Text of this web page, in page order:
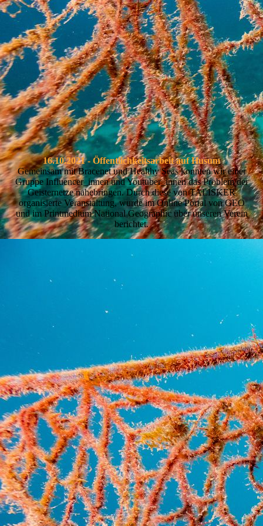
.
16.10.2021 - Öffentlichkeitsarbeit auf Husum
Gemeinsam mit Bracenet und Healthy Seas konnten wir einer
Gruppe Influencer_innen und Youtuber_innen das Problem der
Geisternetze nahebringen. Durch diese von TALISKER
organisierte Veranstaltung, wurde im Online Portal von GEO
und im Printmedium National Geographic über unseren Verein
berichtet.